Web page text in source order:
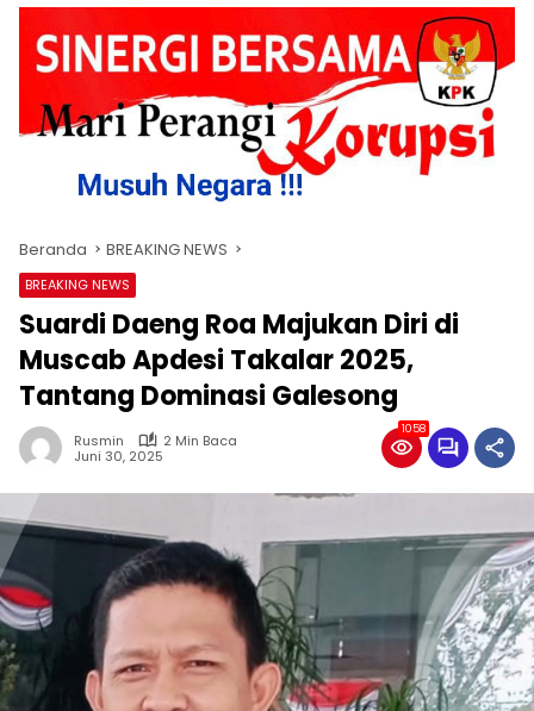
Beranda BREAKING NEWS
BREAKING NEWS
Suardi Daeng Roa Majukan Diri di
Muscab Apdesi Takalar 2025,
Tantang Dominasi Galesong
Rusmin
2 Min Baca
Juni 30, 2025
1058